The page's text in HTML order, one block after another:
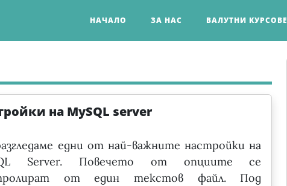
НАЧАЛО ЗА НАС ВАЛУТНИ КУРСОВЕ
на MySQL server
едни от най-важните настройки на
Server. Повечето от опциите се
от един текстов файл. Под